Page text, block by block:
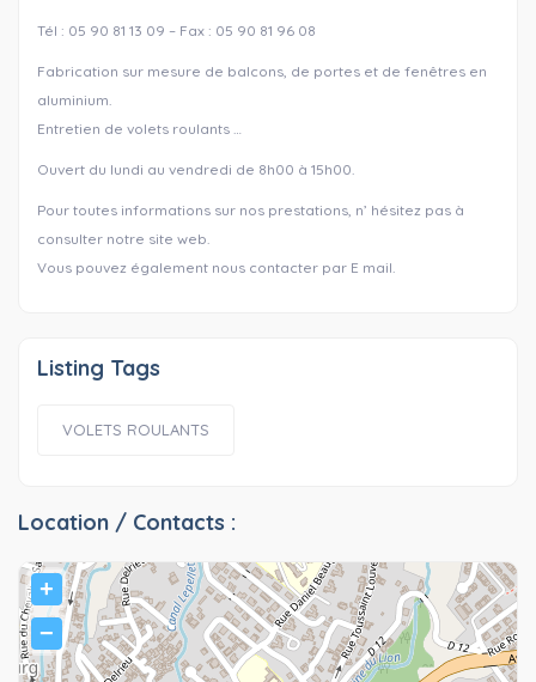
Tél : 05 90 81 13 09 – Fax : 05 90 81 96 08
Fabrication sur mesure de balcons, de portes et de fenêtres en
aluminium.
Entretien de volets roulants …
Ouvert du lundi au vendredi de 8h00 à 15h00.
Pour toutes informations sur nos prestations, n’ hésitez pas à
consulter notre site web.
Vous pouvez également nous contacter par E mail.
Listing Tags
VOLETS ROULANTS
Location / Contacts :
+
−